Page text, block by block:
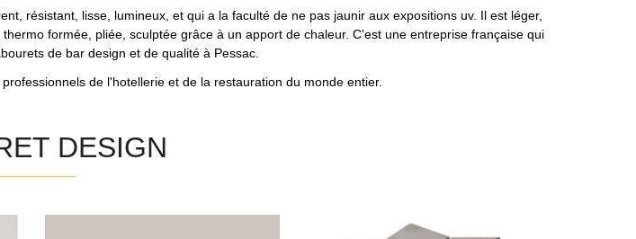
résistant, lisse, lumineux, et qui a la faculté de ne pas jaunir aux expositions uv. Il est léger,
formée, pliée, sculptée grâce à un apport de chaleur. C'est une entreprise française qui
de bar design et de qualité à Pessac.
de l'hotellerie et de la restauration du monde entier.
DESIGN